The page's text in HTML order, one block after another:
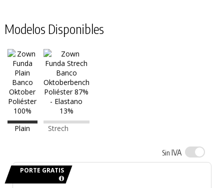
Modelos Disponibles
Plain Strech
Sin IVA
PORTE GRATIS